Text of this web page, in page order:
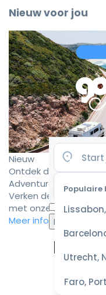
Populaire
Utrecht,
Faro,
Nieuw voor jou
Nieuw
Ontdek de mooiste
Adventures
Verken de mooiste
met onze zorgvuldig
Meer informatie